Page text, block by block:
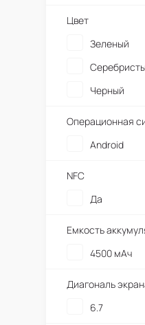
Цвет
Зеленый
Черный
Операционная
Android
NFC
Да
Емкость
4500 мАч
Диагональ
6.7